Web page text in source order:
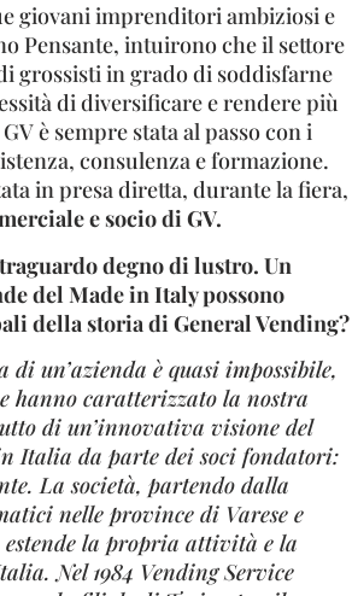
giovani imprenditori ambiziosi e
Pensante, intuirono che il settore
grossisti in grado di soddisfarne
di diversificare e rendere più
è sempre stata al passo con i
consulenza e formazione.
in presa diretta, durante la fiera,
e socio di GV.
degno di lustro. Un
del Made in Italy possono
della storia di General Vending?
un’azienda è quasi impossibile,
hanno caratterizzato la nostra
di un’innovativa visione del
Italia da parte dei soci fondatori:
La società, partendo dalla
nelle province di Varese e
estende la propria attività e la
Nel 1984 Vending Service